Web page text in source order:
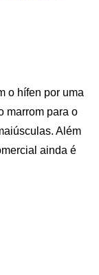
o hífen por uma
marrom para o
Além
ainda é